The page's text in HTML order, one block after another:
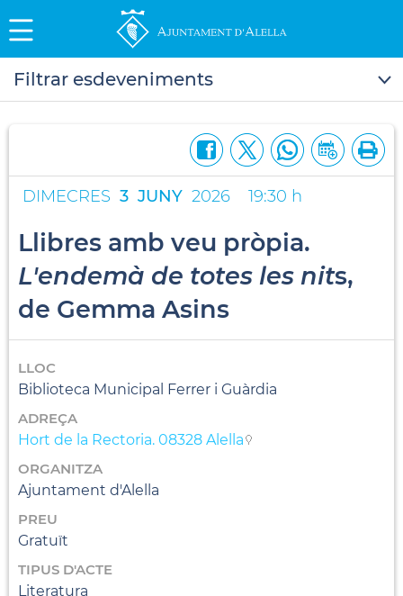
Filtrar esdeveniments
DIMECRES 3 JUNY 2026 19:30 h
Llibres amb veu pròpia.
L'endemà de totes les nits,
de Gemma Asins
LLOC
Biblioteca Municipal Ferrer i Guàrdia
ADREÇA
Hort de la Rectoria. 08328 Alella
ORGANITZA
Ajuntament d'Alella
PREU
Gratuït
TIPUS D'ACTE
Literatura